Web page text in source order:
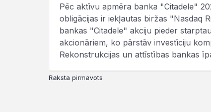
Pēc aktīvu apmēra banka "Citadele"
obligācijas ir iekļautas biržas "Nasdaq
bankas "Citadele" akciju pieder
akcionāriem, ko pārstāv investīciju
Rekonstrukcijas un attīstības bankas
Raksta pirmavots